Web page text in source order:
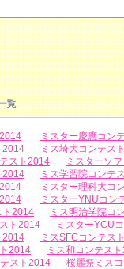
ミスター慶應コン
2014
ミス埼大コンテス
スト2014
ミスターソ
2014
ミス学習院コンテ
ミスター理科大コ
ミスターYNUコン
ト2014
ミス明治学院コ
ト2014
ミスターYCU
2014
ミスSFCコンテス
2014
ミス和コンテス
スト2014
桜麗祭ミス